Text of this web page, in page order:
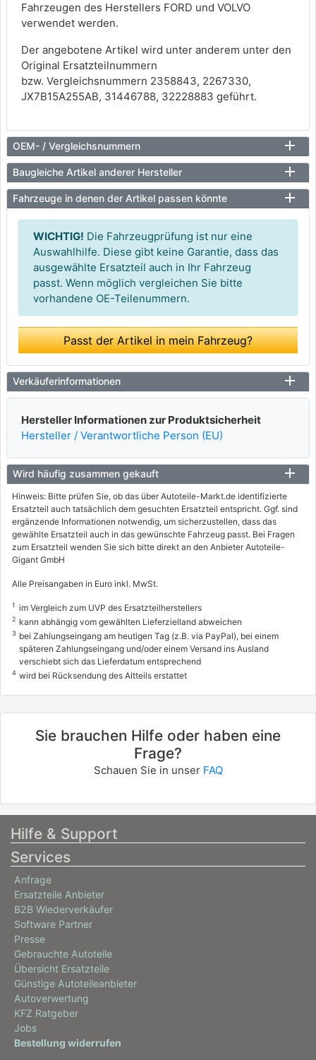
Fahrzeugen des Herstellers FORD und VOLVO
verwendet werden.
Der angebotene Artikel wird unter anderem unter den
Original Ersatzteilnummern
bzw. Vergleichsnummern 2358843, 2267330,
JX7B15A255AB, 31446788, 32228883 geführt.
OEM- / Vergleichsnummern
Baugleiche Artikel anderer Hersteller
Fahrzeuge in denen der Artikel passen könnte
WICHTIG! Die Fahrzeugprüfung ist nur eine
Auswahlhilfe. Diese gibt keine Garantie, dass das
ausgewählte Ersatzteil auch in Ihr Fahrzeug
passt. Wenn möglich vergleichen Sie bitte
vorhandene OE-Teilenummern.
Passt der Artikel in mein Fahrzeug?
Verkäuferinformationen
Hersteller Informationen zur Produktsicherheit
Hersteller / Verantwortliche Person (EU)
Wird häufig zusammen gekauft
Hinweis: Bitte prüfen Sie, ob das über Autoteile-Markt.de identifizierte
Ersatzteil auch tatsächlich dem gesuchten Ersatzteil entspricht. Ggf. sind
ergänzende Informationen notwendig, um sicherzustellen, dass das
gewählte Ersatzteil auch in das gewünschte Fahrzeug passt. Bei Fragen
zum Ersatzteil wenden Sie sich bitte direkt an den Anbieter Autoteile-
Gigant GmbH
Alle Preisangaben in Euro inkl. MwSt.
1 im Vergleich zum UVP des Ersatzteilherstellers
2 kann abhängig vom gewählten Lieferzielland abweichen
3 bei Zahlungseingang am heutigen Tag (z.B. via PayPal), bei einem
späteren Zahlungseingang und/oder einem Versand ins Ausland
verschiebt sich das Lieferdatum entsprechend
4 wird bei Rücksendung des Altteils erstattet
Sie brauchen Hilfe oder haben eine
Frage?
Schauen Sie in unser FAQ
Hilfe & Support
Services
Anfrage
Ersatzteile Anbieter
B2B Wiederverkäufer
Software Partner
Presse
Gebrauchte Autoteile
Übersicht Ersatzteile
Günstige Autoteileanbieter
Autoverwertung
KFZ Ratgeber
Jobs
Bestellung widerrufen